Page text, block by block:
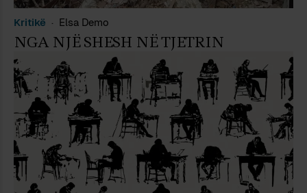
Kritikë Elsa Demo
NGA NJË SHESH NË TJETRIN